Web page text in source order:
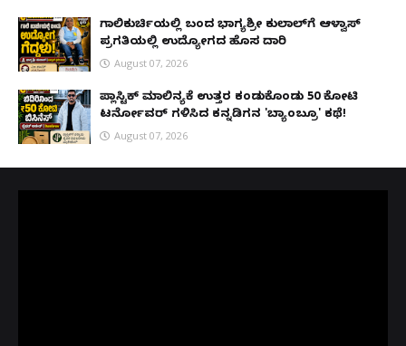
ಗಾಲಿಕುರ್ಚಿಯಲ್ಲಿ ಬಂದ ಭಾಗ್ಯಶ್ರೀ ಕುಲಾಲ್‌ಗೆ ಆಳ್ವಾಸ್
ಪ್ರಗತಿಯಲ್ಲಿ ಉದ್ಯೋಗದ ಹೊಸ ದಾರಿ
August 07, 2026
ಪ್ಲಾಸ್ಟಿಕ್ ಮಾಲಿನ್ಯಕ್ಕೆ ಉತ್ತರ ಕಂಡುಕೊಂಡು ₹50 ಕೋಟಿ
ಟರ್ನೋವರ್ ಗಳಿಸಿದ ಕನ್ನಡಿಗನ 'ಬ್ಯಾಂಬ್ರೂ' ಕಥೆ!
August 07, 2026